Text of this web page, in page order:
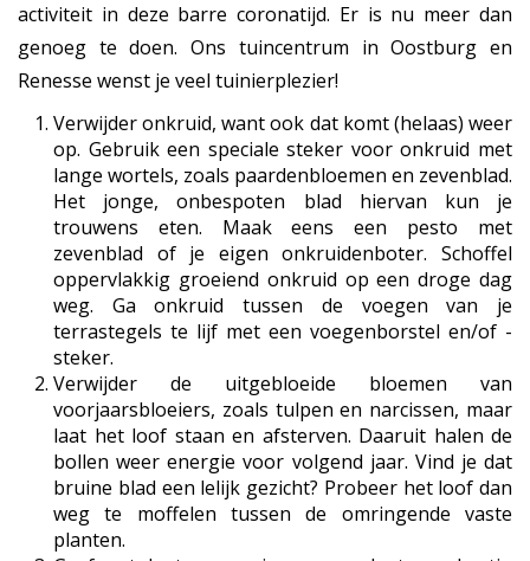
activiteit in deze barre coronatijd. Er is nu meer dan
genoeg te doen. Ons tuincentrum in Oostburg en
Renesse wenst je veel tuinierplezier!
Verwijder onkruid, want ook dat komt (helaas) weer
op. Gebruik een speciale steker voor onkruid met
lange wortels, zoals paardenbloemen en zevenblad.
Het jonge, onbespoten blad hiervan kun je
trouwens eten. Maak eens een pesto met
zevenblad of je eigen onkruidenboter. Schoffel
oppervlakkig groeiend onkruid op een droge dag
weg. Ga onkruid tussen de voegen van je
terrastegels te lijf met een voegenborstel en/of -
steker.
Verwijder de uitgebloeide bloemen van
voorjaarsbloeiers, zoals tulpen en narcissen, maar
laat het loof staan en afsterven. Daaruit halen de
bollen weer energie voor volgend jaar. Vind je dat
bruine blad een lelijk gezicht? Probeer het loof dan
weg te moffelen tussen de omringende vaste
planten.